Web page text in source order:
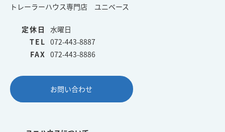
トレーラーハウス専門店 ユニベース
定休日
水曜日
TEL 072-443-8887
FAX 072-443-8886
お問い合わせ